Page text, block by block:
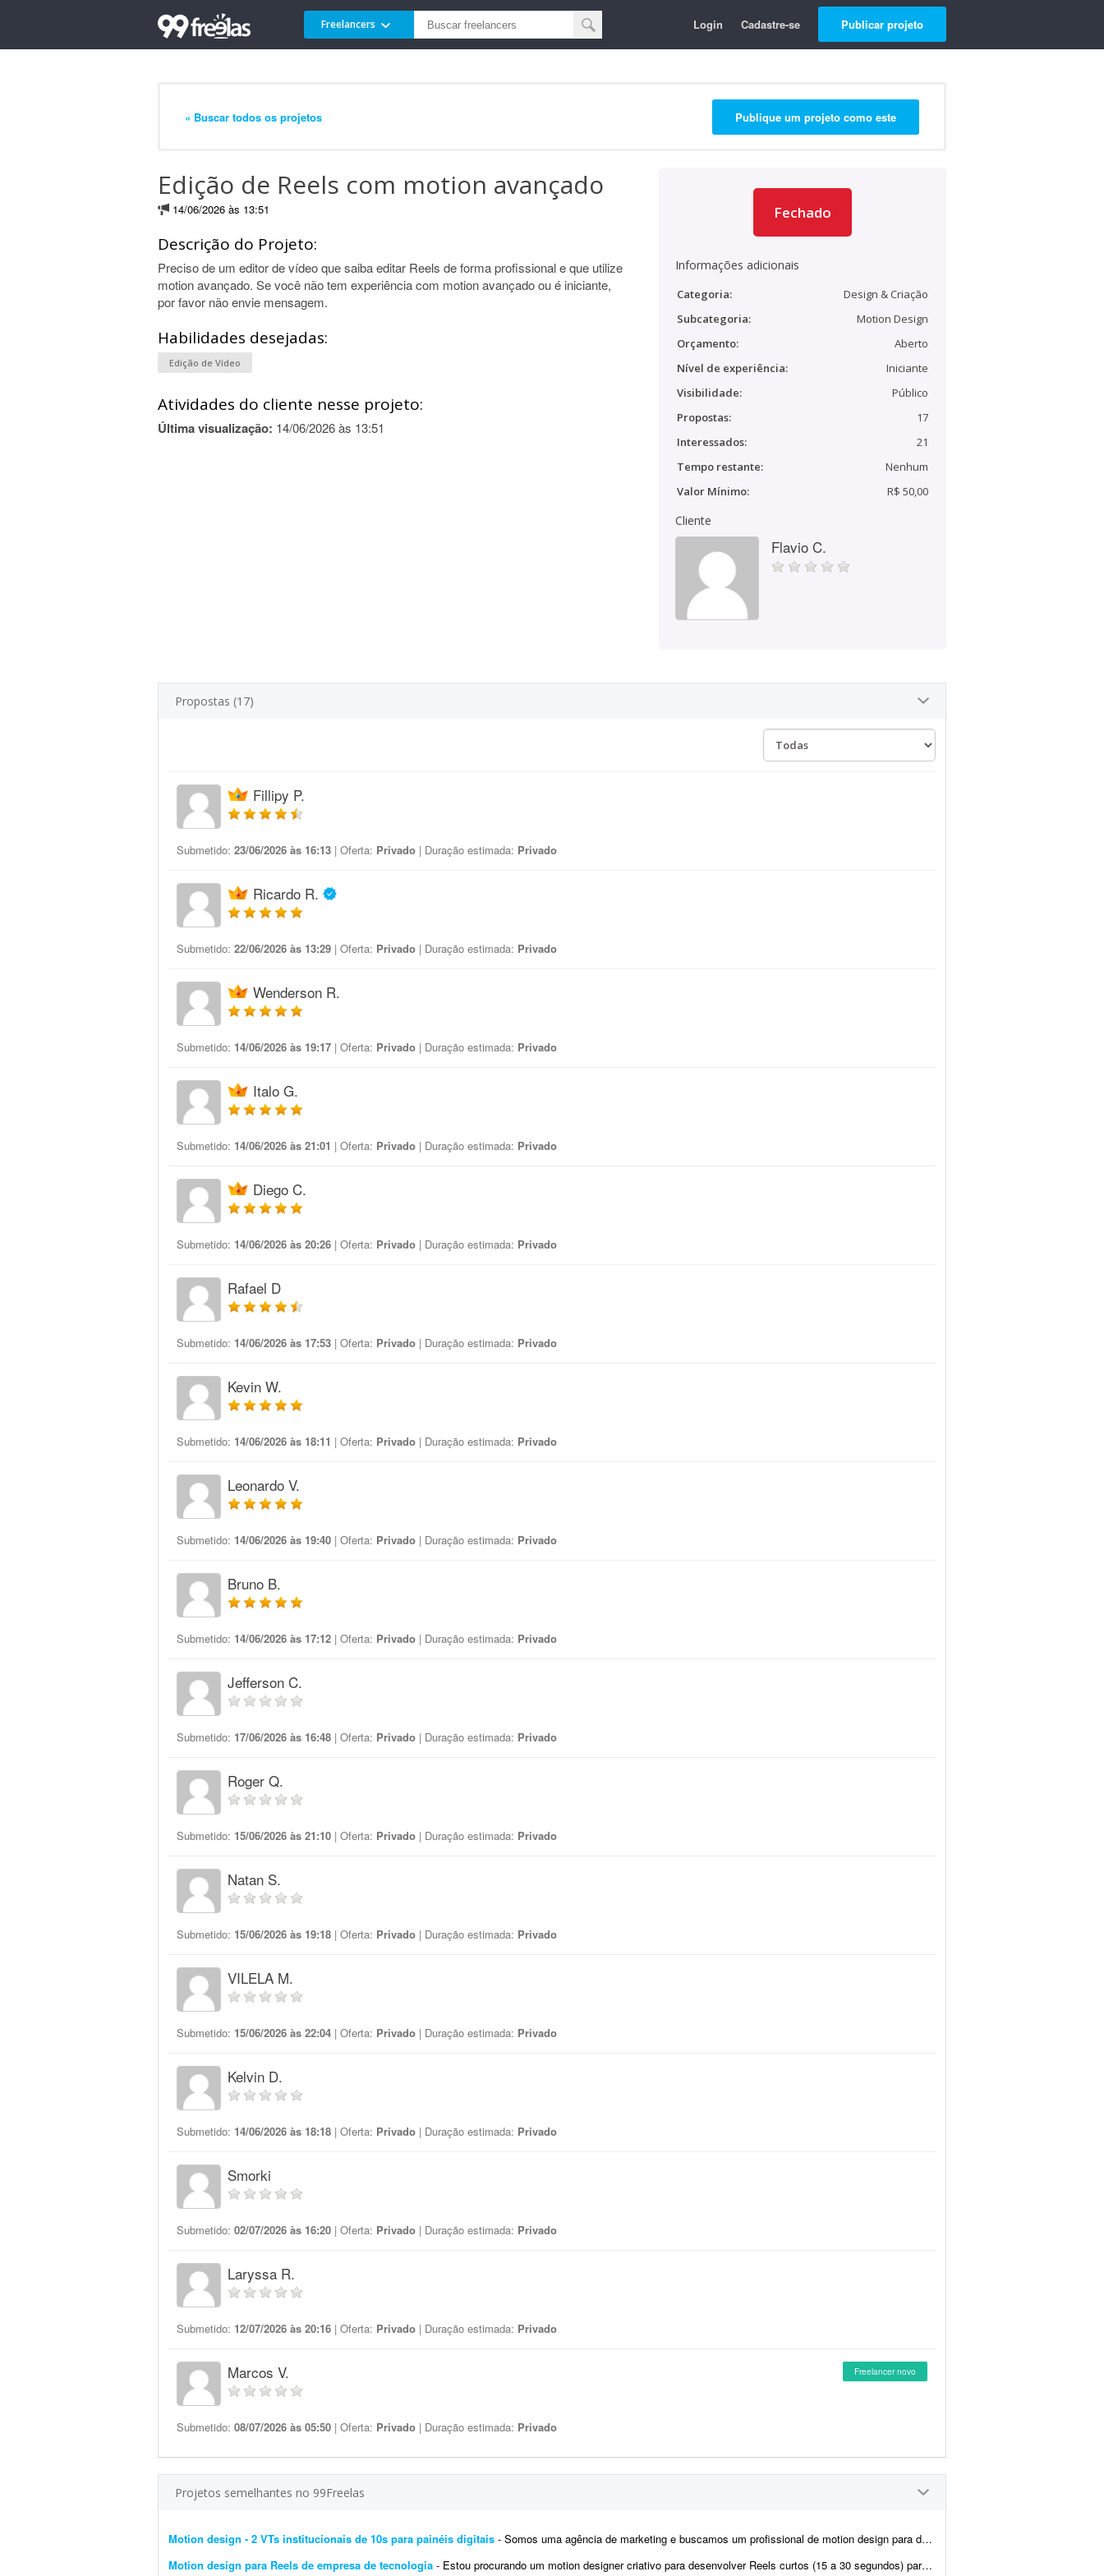
Freelancers Login Cadastre-se Publicar projeto
« Buscar todos os projetos Publique um projeto como este
Edição de Reels com motion avançado
14/06/2026 às 13:51
Descrição do Projeto:
Preciso de um editor de vídeo que saiba editar Reels de forma profissional e que utilize
motion avançado. Se você não tem experiência com motion avançado ou é iniciante,
por favor não envie mensagem.
Habilidades desejadas:
Edição de Vídeo
Atividades do cliente nesse projeto:
Última visualização: 14/06/2026 às 13:51
Fechado
Informações adicionais
Categoria:
Design & Criação
Subcategoria:
Motion Design
Orçamento:
Aberto
Nível de experiência:
Iniciante
Visibilidade:
Público
Propostas:
17
Interessados:
21
Tempo restante:
Nenhum
Valor Mínimo:
R$ 50,00
Cliente
Flavio C.
Propostas (17)
Fillipy P.
Submetido: 23/06/2026 às 16:13 | Oferta: Privado | Duração estimada: Privado
Ricardo R.
Submetido: 22/06/2026 às 13:29 | Oferta: Privado | Duração estimada: Privado
Wenderson R.
Submetido: 14/06/2026 às 19:17 | Oferta: Privado | Duração estimada: Privado
Italo G.
Submetido: 14/06/2026 às 21:01 | Oferta: Privado | Duração estimada: Privado
Diego C.
Submetido: 14/06/2026 às 20:26 | Oferta: Privado | Duração estimada: Privado
Rafael D
Submetido: 14/06/2026 às 17:53 | Oferta: Privado | Duração estimada: Privado
Kevin W.
Submetido: 14/06/2026 às 18:11 | Oferta: Privado | Duração estimada: Privado
Leonardo V.
Submetido: 14/06/2026 às 19:40 | Oferta: Privado | Duração estimada: Privado
Bruno B.
Submetido: 14/06/2026 às 17:12 | Oferta: Privado | Duração estimada: Privado
Jefferson C.
Submetido: 17/06/2026 às 16:48 | Oferta: Privado | Duração estimada: Privado
Roger Q.
Submetido: 15/06/2026 às 21:10 | Oferta: Privado | Duração estimada: Privado
Natan S.
Submetido: 15/06/2026 às 19:18 | Oferta: Privado | Duração estimada: Privado
VILELA M.
Submetido: 15/06/2026 às 22:04 | Oferta: Privado | Duração estimada: Privado
Kelvin D.
Submetido: 14/06/2026 às 18:18 | Oferta: Privado | Duração estimada: Privado
Smorki
Submetido: 02/07/2026 às 16:20 | Oferta: Privado | Duração estimada: Privado
Laryssa R.
Submetido: 12/07/2026 às 20:16 | Oferta: Privado | Duração estimada: Privado
Marcos V. Freelancer novo
Submetido: 08/07/2026 às 05:50 | Oferta: Privado | Duração estimada: Privado
Projetos semelhantes no 99Freelas
Motion design - 2 VTs institucionais de 10s para painéis digitais - Somos uma agência de marketing e buscamos um profissional de motion design para desenvolver 2 VTs institucionais de 10 segundos para um grupo médico. Os materiais serão exibido...
Motion design para Reels de empresa de tecnologia - Estou procurando um motion designer criativo para desenvolver Reels curtos (15 a 30 segundos) para uma empresa de tecnologia chamada D'Orsay Studio. Estamos no início. A empresa atua c...